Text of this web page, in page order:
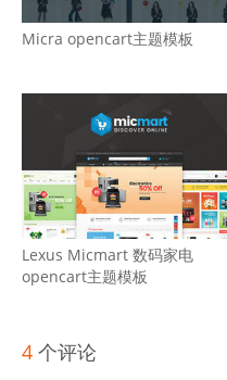
Micra opencart主题模板
Lexus Micmart 数码家电
opencart主题模板
4 个评论